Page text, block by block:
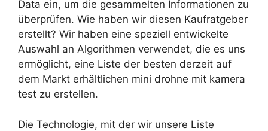
Data ein, um die gesammelten Informationen zu
überprüfen. Wie haben wir diesen Kaufratgeber
erstellt? Wir haben eine speziell entwickelte
Auswahl an Algorithmen verwendet, die es uns
ermöglicht, eine Liste der besten derzeit auf
dem Markt erhältlichen mini drohne mit kamera
test zu erstellen.
Die Technologie, mit der wir unsere Liste